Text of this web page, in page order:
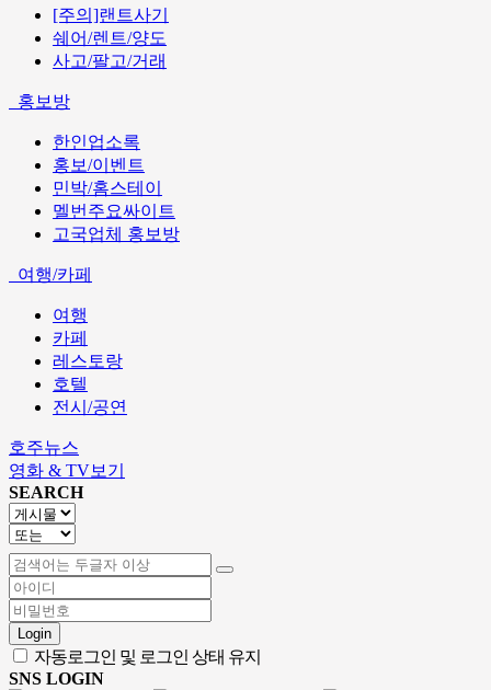
[주의]랜트사기
쉐어/렌트/양도
사고/팔고/거래
홍보방
한인업소록
홍보/이벤트
민박/홈스테이
멜번주요싸이트
고국업체 홍보방
여행/카페
여행
카페
레스토랑
호텔
전시/공연
호주뉴스
영화 & TV보기
SEARCH
Login
자동로그인 및 로그인 상태 유지
SNS LOGIN